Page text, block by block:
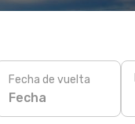
Fecha de vuelta
Fecha